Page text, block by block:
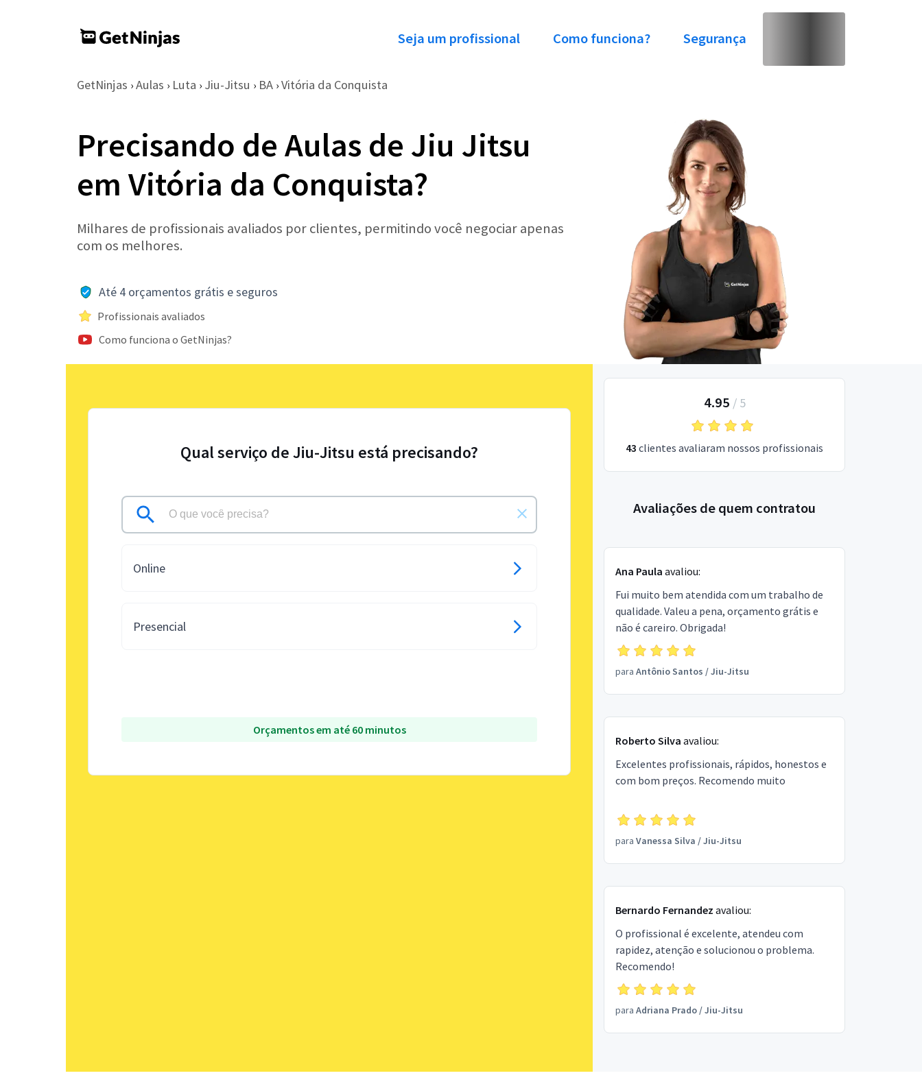
Seja um profissional Como funciona? Segurança
GetNinjas › Aulas › Luta › Jiu-Jitsu › BA › Vitória da Conquista
Precisando de Aulas de Jiu Jitsu
em Vitória da Conquista?
Milhares de profissionais avaliados por clientes, permitindo você negociar apenas
com os melhores.
Até 4 orçamentos grátis e seguros
Profissionais avaliados
Como funciona o GetNinjas?
Qual serviço de Jiu-Jitsu está precisando?
Online
Presencial
Orçamentos em até 60 minutos
4.95 / 5
43 clientes avaliaram nossos profissionais
Avaliações de quem contratou
Ana Paula avaliou:
Fui muito bem atendida com um trabalho de
qualidade. Valeu a pena, orçamento grátis e
não é careiro. Obrigada!
para Antônio Santos /Jiu-Jitsu
Roberto Silva avaliou:
Excelentes profissionais, rápidos, honestos e
com bom preços. Recomendo muito
para Vanessa Silva /Jiu-Jitsu
Bernardo Fernandez avaliou:
O profissional é excelente, atendeu com
rapidez, atenção e solucionou o problema.
Recomendo!
para Adriana Prado/Jiu-Jitsu